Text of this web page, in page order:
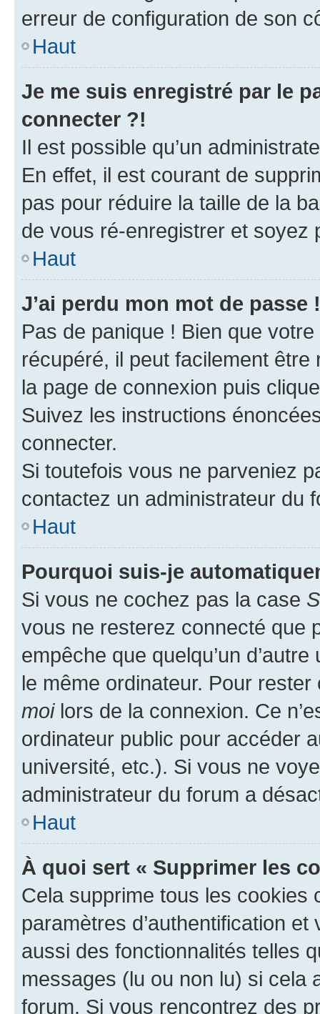
erreur de configuration de son
Haut
Je me suis enregistré par le
connecter ?!
Il est possible qu’un
En effet, il est courant de
pas pour réduire la taille de la
de vous ré-enregistrer et soyez
Haut
J’ai perdu mon mot de passe !
Pas de panique ! Bien que
récupéré, il peut facilement
la page de connexion puis
Suivez les instructions
connecter.
Si toutefois vous ne parveniez
contactez un administrateur du
Haut
Pourquoi suis-je
Si vous ne cochez pas la case
vous ne resterez connecté que
empêche que quelqu’un
le même ordinateur. Pour
moilors de la connexion. Ce
ordinateur public pour accéder
université, etc.). Si vous ne
administrateur du forum a
Haut
À quoi sert « Supprimer les
Cela supprime tous les cookies
paramètres d’authentification
aussi des fonctionnalités telles
messages (lu ou non lu) si cela
forum. Si vous rencontrez des